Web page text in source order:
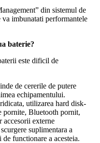
din sistemul de
imbunatati performantele
baterie?
este dificil de
de cererile de putere
echipamentului.
utilizarea hard disk-
pornite, Bluetooth pornit,
accesorii externe
suplimentara a
functionare a acesteia.